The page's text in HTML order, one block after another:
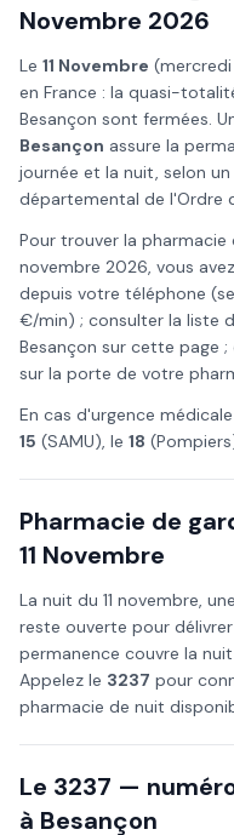
Novembre 2026
Le 11 Novembre (mercredi
en France : la quasi-
Besançon sont fermées.
Besançon assure la
journée et la nuit, selon
départemental de l'Ordre
Pour trouver la pharmacie
novembre 2026, vous
depuis votre téléphone
€/min) ; consulter la liste
Besançon sur cette page ;
sur la porte de votre
En cas d'urgence
15 (SAMU), le 18
Pharmacie de
11 Novembre
La nuit du 11 novembre, une
reste ouverte pour
permanence couvre la
Appelez le 3237 pour
pharmacie de nuit
Le 3237 —
à Besançon